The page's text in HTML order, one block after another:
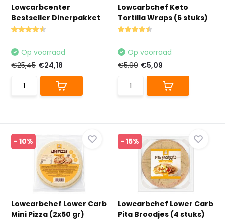
Lowcarbcenter
Bestseller Dinerpakket
Op voorraad
€25,45 €24,18
Lowcarbchef Keto
Tortilla Wraps (6 stuks)
Op voorraad
€5,99 €5,09
- 10%
Lowcarbchef Lower Carb
Mini Pizza (2x50 gr)
- 15%
Lowcarbchef Lower Carb
Pita Broodjes (4 stuks)